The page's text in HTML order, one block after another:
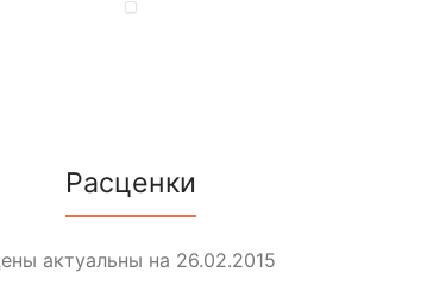
Расценки
актуальны на 26.02.2015